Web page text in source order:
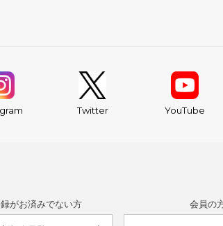
Twitter YouTube
がお済みでない方 会員の